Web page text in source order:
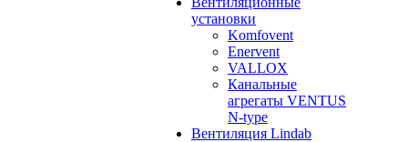
установки
Komfovent
Enervent
VALLOX
Канальные
агрегаты VENTUS
N-type
Вентиляция Lindab